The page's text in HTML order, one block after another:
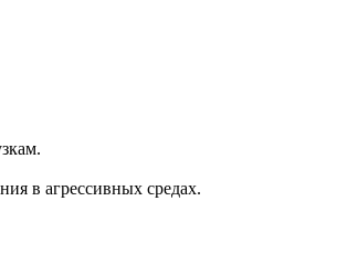
в агрессивных средах.